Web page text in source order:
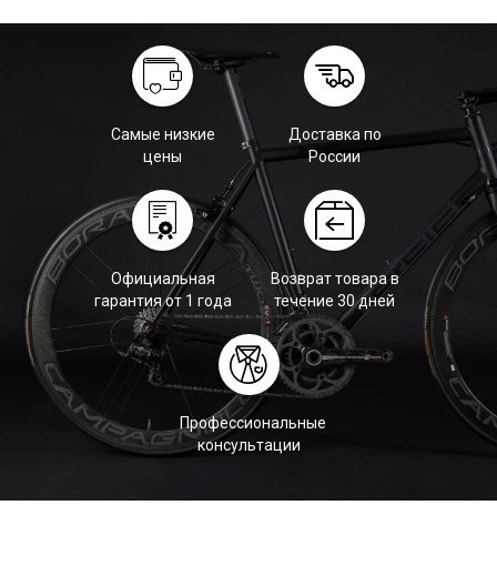
Самые низкие
цены
Доставка по
России
Официальная
гарантия от 1 года
Возврат товара в
течение 30 дней
Профессиональные
консультации